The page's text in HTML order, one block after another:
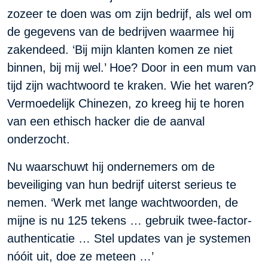
zozeer te doen was om zijn bedrijf, als wel om
de gegevens van de bedrijven waarmee hij
zakendeed. ‘Bij mijn klanten komen ze niet
binnen, bij mij wel.’ Hoe? Door in een mum van
tijd zijn wachtwoord te kraken. Wie het waren?
Vermoedelijk Chinezen, zo kreeg hij te horen
van een ethisch hacker die de aanval
onderzocht.
Nu waarschuwt hij ondernemers om de
beveiliging van hun bedrijf uiterst serieus te
nemen. ‘Werk met lange wachtwoorden, de
mijne is nu 125 tekens … gebruik twee-factor-
authenticatie … Stel updates van je systemen
nóóit uit, doe ze meteen …’